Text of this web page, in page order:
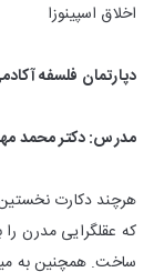
اخلاق اسپینوزا
دپارتمان فلسفه
مدرس: دکتر محمد
هرچند دکارت
که عقلگرایی مدرن
ساخت. همچنین به